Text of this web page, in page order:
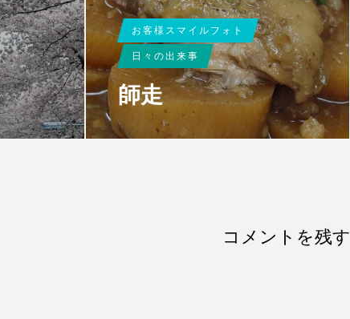
お客様スマイルフォト
日々の出来事
師走
コメントを残す